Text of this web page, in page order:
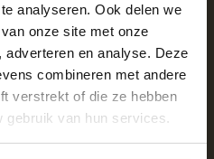
analyseren. Ook delen we
onze site met onze
en analyse. Deze
combineren met andere
verstrekt of die ze hebben
gebruik van hun services.